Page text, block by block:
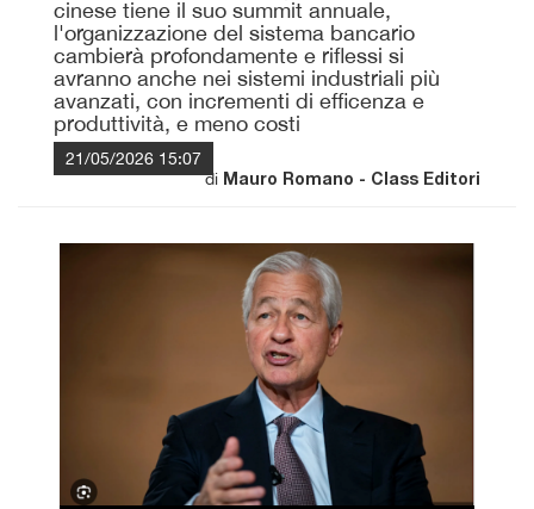
cinese tiene il suo summit annuale,
l'organizzazione del sistema bancario
cambierà profondamente e riflessi si
avranno anche nei sistemi industriali più
avanzati, con incrementi di efficenza e
produttività, e meno costi
21/05/2026 15:07
di Mauro Romano - Class Editori